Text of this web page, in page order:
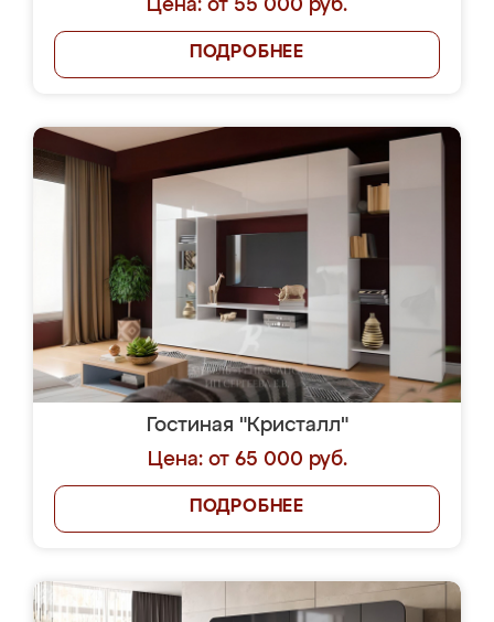
Цена: от 55 000 руб.
ПОДРОБНЕЕ
Гостиная "Кристалл"
Цена: от 65 000 руб.
ПОДРОБНЕЕ